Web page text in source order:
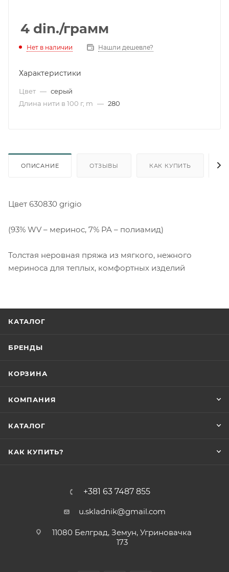
4 din./грамм
Нет в наличии Нашли дешевле?
Характеристики
Цвет — серый
Длина нити в 100 г, m — 280
ОПИСАНИЕ ОТЗЫВЫ КАК КУПИТЬ
Цвет 630830 grigio
(93% WV – меринос, 7% PA – полиамид)
Толстая неровная пряжа из мягкого, нежного
мериноса для теплых, комфортных изделий
КАТАЛОГ
БРЕНДЫ
КОРЗИНА
КОМПАНИЯ
КАТАЛОГ
КАК КУПИТЬ?
+381 63 7487 855
u.skladnik@gmail.com
11080 Белград, Земун, Угриновачка
173